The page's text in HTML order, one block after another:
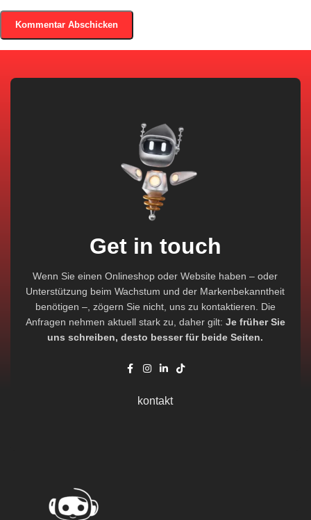
Get in touch
Wenn Sie einen Onlineshop oder Website haben – oder
Unterstützung beim Wachstum und der Markenbekanntheit
benötigen –, zögern Sie nicht, uns zu kontaktieren. Die
Anfragen nehmen aktuell stark zu, daher gilt: Je früher Sie
uns schreiben, desto besser für beide Seiten.
kontakt